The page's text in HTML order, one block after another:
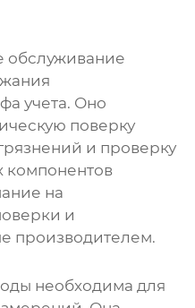
обслуживание
учета. Оно
поверку
и проверку
компонентов
на
и
производителем.
необходима для